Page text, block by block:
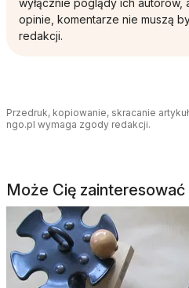
wyłącznie poglądy ich autorów,
opinie, komentarze nie muszą
redakcji.
Przedruk, kopiowanie, skracanie
ngo.pl wymaga zgody redakcji.
Może Cię zainteresować